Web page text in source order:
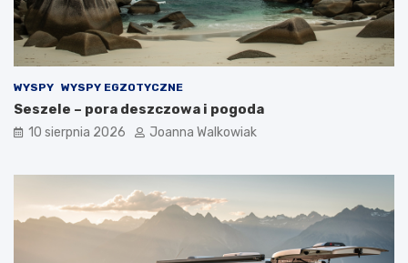
WYSPY WYSPY EGZOTYCZNE
Seszele – pora deszczowa i pogoda
10 sierpnia 2026 Joanna Walkowiak